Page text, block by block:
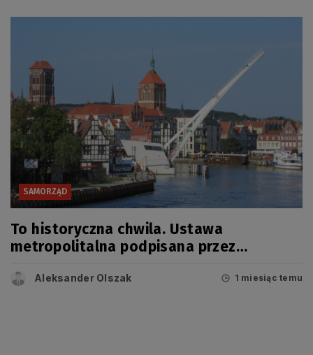
SAMORZĄD
To historyczna chwila. Ustawa
metropolitalna podpisana przez
Aleksander Olszak 1 miesiąc temu